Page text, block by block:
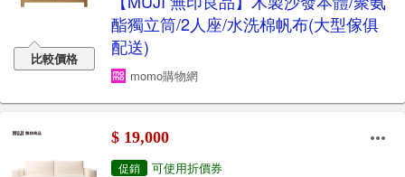
比較價格
酯獨立筒/2人座/水洗棉帆布(大型傢俱
配送)
momo購物網
$ 19,000
促銷 可使用折價券